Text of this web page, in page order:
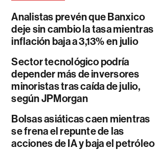
Analistas prevén que Banxico
deje sin cambio la tasa mientras
inflación baja a 3,13% en julio
Sector tecnológico podría
depender más de inversores
minoristas tras caída de julio,
según JPMorgan
Bolsas asiáticas caen mientras
se frena el repunte de las
acciones de IA y baja el petróleo